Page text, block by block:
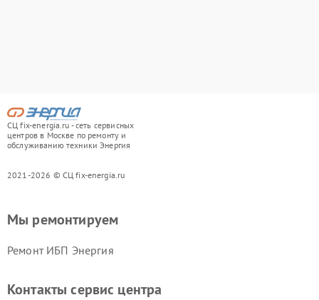
СЦ fix-energia.ru - сеть сервисных
центров в Москве по ремонту и
обслуживанию техники Энергия
2021-2026 © СЦ fix-energia.ru
Мы ремонтируем
Ремонт ИБП Энергия
Контакты сервис центра